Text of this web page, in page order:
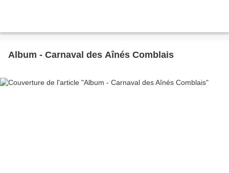
Album - Carnaval des Aînés Comblais